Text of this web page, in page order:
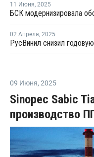
11 Июня, 2025
02 Апреля, 2025
09 Июня, 2025
Sinopec Sabic
производство